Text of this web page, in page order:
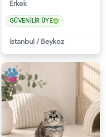
Erkek
GÜVENILIR ÜYE
İstanbul /Beykoz